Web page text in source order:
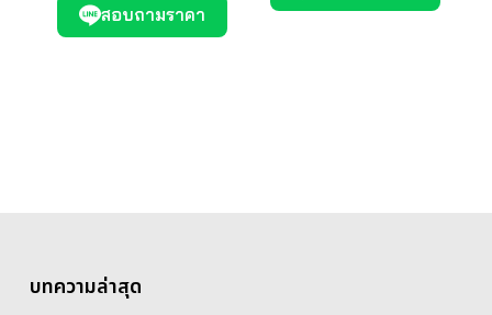
สอบถามราคา
บทความล่าสุด